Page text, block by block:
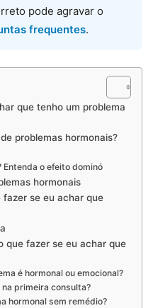
pode agravar o
frequentes.
que tenho um problema
problemas hormonais?
Entenda o efeito dominó
hormonais
fazer se eu achar que
que fazer se eu achar que
é hormonal ou emocional?
primeira consulta?
hormonal sem remédio?